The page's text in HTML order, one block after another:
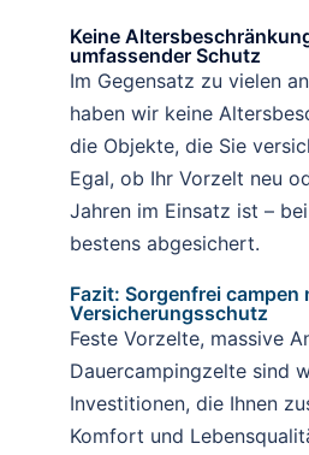
Keine
umfassender Schutz
Im Gegensatz zu vielen
haben wir keine
die Objekte, die Sie
Egal, ob Ihr Vorzelt neu
Jahren im Einsatz ist –
bestens abgesichert.
Fazit: Sorgenfrei campen
Versicherungsschutz
Feste Vorzelte, massive
Dauercampingzelte sind
Investitionen, die Ihnen
Komfort und